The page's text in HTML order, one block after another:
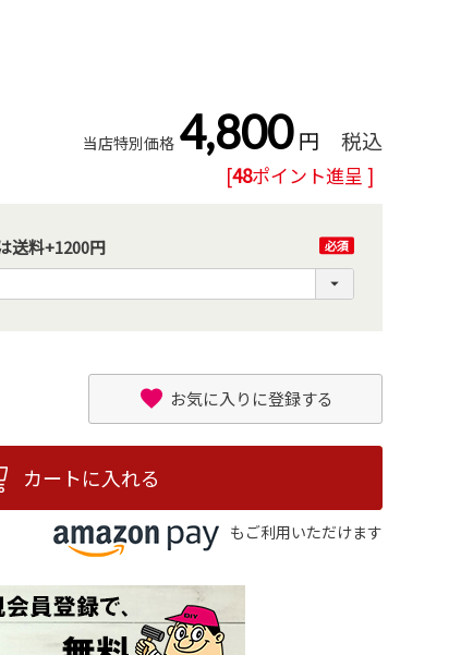
当店特別価格 4,800 税込
[48ポイント進呈 ]
送料+1200円
(必
須)
お気に入りに登録する
カートに入れる
もご利用いただけます